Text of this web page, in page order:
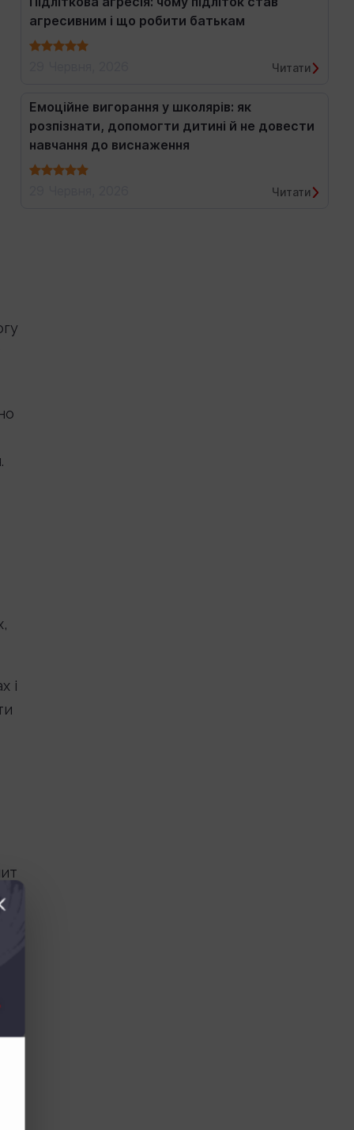
і
агресивним і що робити батькам
Читати
Емоційне вигорання у школярів: як
розпізнати, допомогти дитині й не довести
навчання до виснаження
Читати